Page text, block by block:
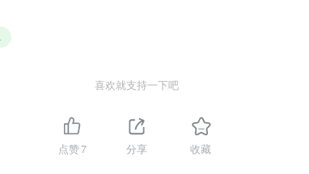
喜欢就支持一下吧
点赞7 分享 收藏